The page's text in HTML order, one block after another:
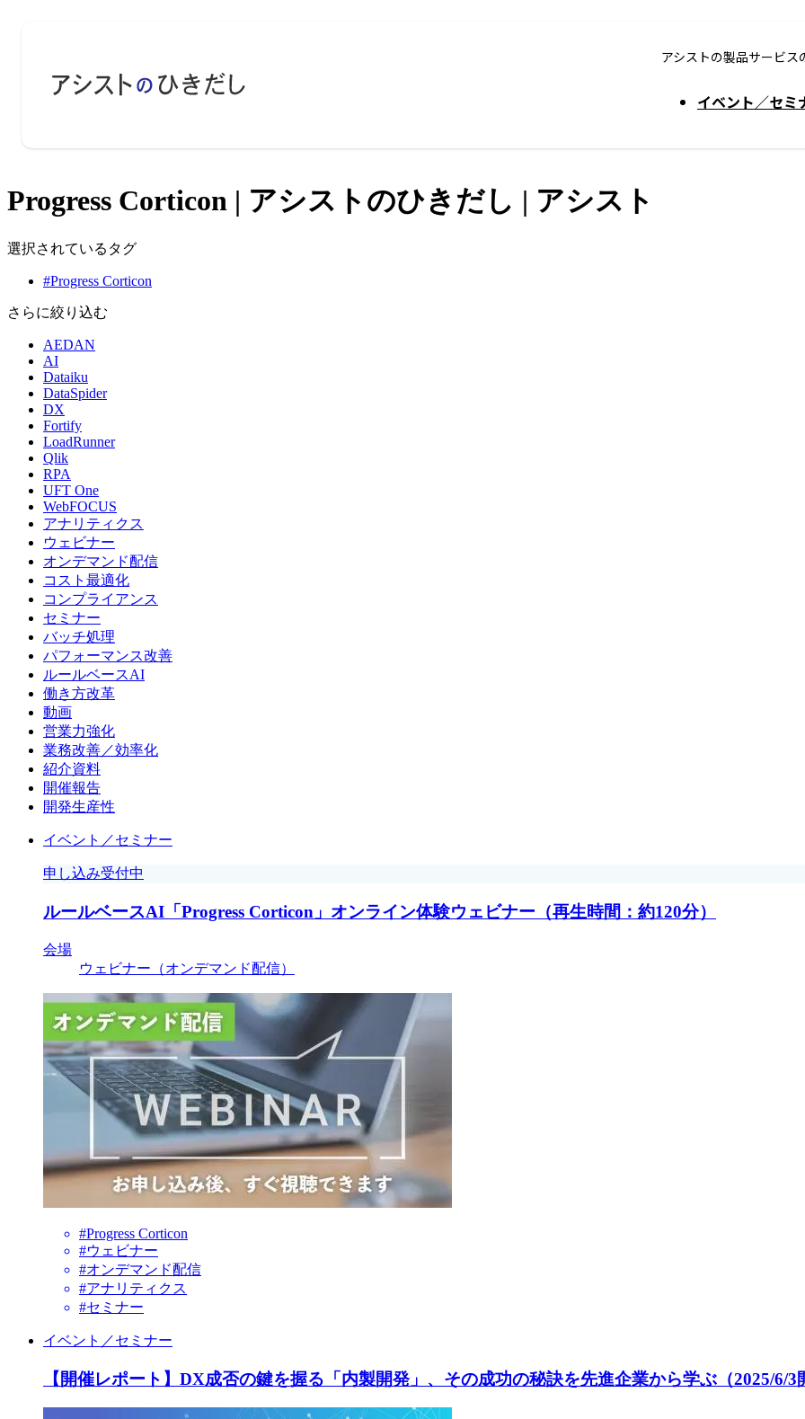
アシストの製品サービ
イベント／セミ
Progress Corticon | アシストのひきだし | アシスト
選択されているタグ
#Progress Corticon
さらに絞り込む
AEDAN
AI
Dataiku
DataSpider
DX
Fortify
LoadRunner
Qlik
RPA
UFT One
WebFOCUS
アナリティクス
ウェビナー
オンデマンド配信
コスト最適化
コンプライアンス
セミナー
バッチ処理
パフォーマンス改善
ルールベースAI
働き方改革
動画
営業力強化
業務改善／効率化
紹介資料
開催報告
開発生産性
イベント／セミナー
申し込み受付中
ルールベースAI「Progress Corticon」オンライン体験ウェビナー（再生時間：約120分）
会場
ウェビナー（オンデマンド配信）
#Progress Corticon
#ウェビナー
#オンデマンド配信
#アナリティクス
#セミナー
イベント／セミナー
【開催レポート】DX成否の鍵を握る「内製開発」、その成功の秘訣を先進企業から学ぶ（2025/6/3